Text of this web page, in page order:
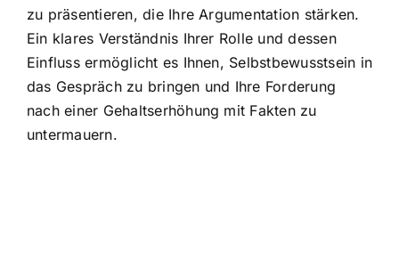
zu präsentieren, die Ihre Argumentation stärken.
Ein klares Verständnis Ihrer Rolle und dessen
Einfluss ermöglicht es Ihnen, Selbstbewusstsein in
das Gespräch zu bringen und Ihre Forderung
nach einer Gehaltserhöhung mit Fakten zu
untermauern.